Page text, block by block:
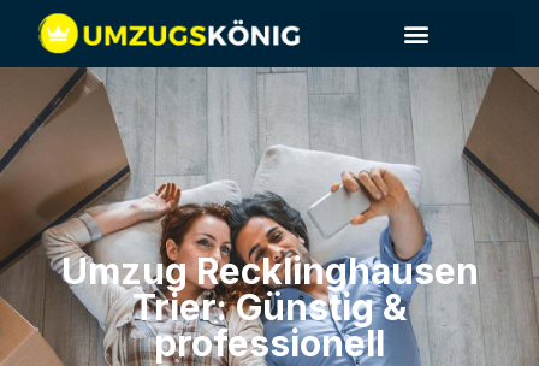
Umzug Recklinghausen​
Trier: Günstig &
professionell​